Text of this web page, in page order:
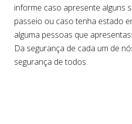
informe caso apresente alguns
passeio ou caso tenha estado
alguma pessoas que
Da segurança de cada um de
segurança de todos.